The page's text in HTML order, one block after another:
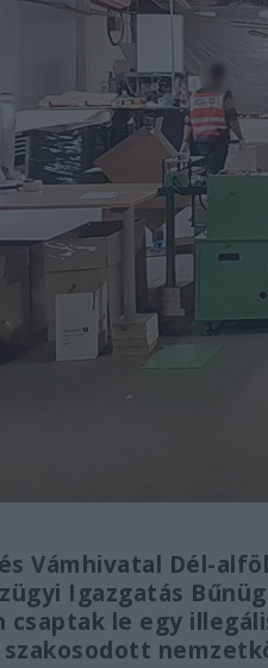
Vámhivatal Dél-
Igazgatás
csaptak le egy